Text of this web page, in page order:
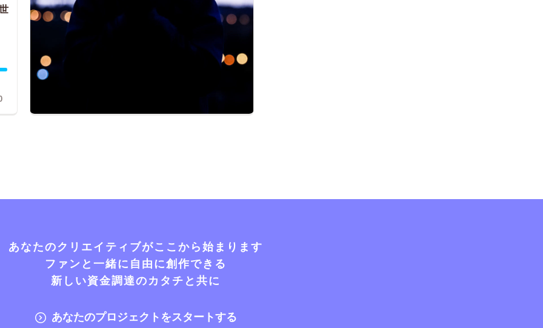
あなたのクリエイティブがここから始まります
ファンと一緒に自由に創作できる
新しい資金調達のカタチと共に
あなたのプロジェクトをスタートする